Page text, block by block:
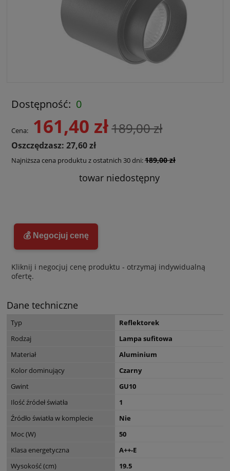
Dostępność: 0
Cena: 161,40 zł189,00 zł
Oszczędzasz: 27,60 zł
Najniższa cena produktu z ostatnich 30 dni:189,00 zł
towar niedostępny
💰 Negocjuj cenę
Kliknij i negocjuj cenę produktu - otrzymaj indywidualną
ofertę.
Dane techniczne
Typ
Reflektorek
Rodzaj
Lampa sufitowa
Materiał
Aluminium
Kolor dominujący
Czarny
Gwint
GU10
Ilość źródeł światła
1
Źródło światła w komplecie
Nie
Moc (W)
50
Klasa energetyczna
A++-E
Wysokość (cm)
19.5